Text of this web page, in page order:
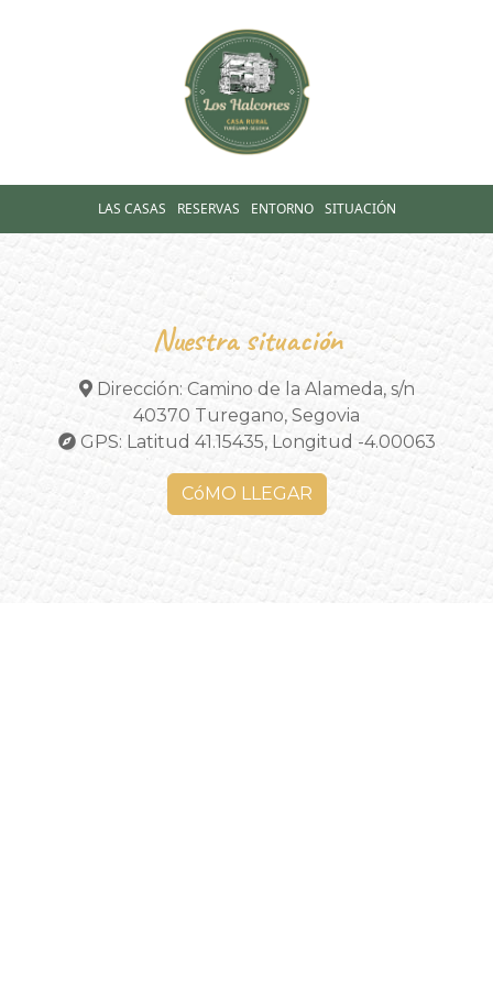
LAS CASAS RESERVAS ENTORNO SITUACIÓN
Nuestra situación
Dirección: Camino de la Alameda, s/n
40370 Turegano, Segovia
GPS: Latitud 41.15435, Longitud -4.00063
CóMO LLEGAR